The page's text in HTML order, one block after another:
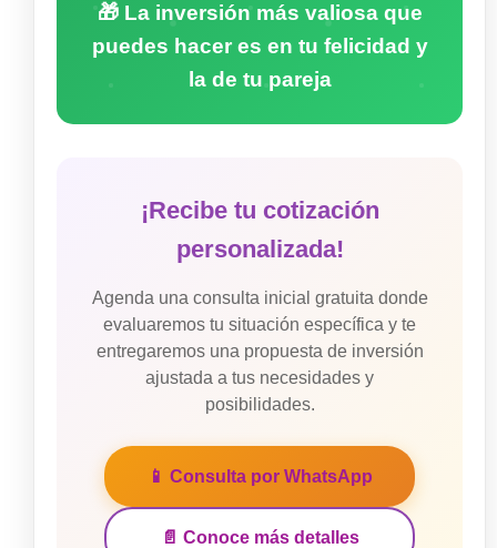
🎁 La inversión más valiosa que
puedes hacer es en tu felicidad y
la de tu pareja
¡Recibe tu cotización
personalizada!
Agenda una consulta inicial gratuita donde
evaluaremos tu situación específica y te
entregaremos una propuesta de inversión
ajustada a tus necesidades y
posibilidades.
📱 Consulta por WhatsApp
📄 Conoce más detalles